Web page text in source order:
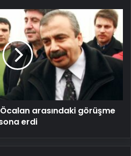
arasındaki görüşme
erdi